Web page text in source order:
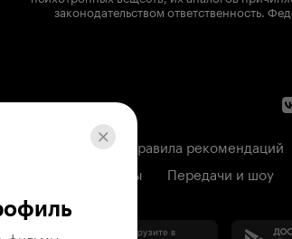
законодательством ответственность.
Соглашение Правила рекомендаций
Все мультфильмы
Передачи и шоу